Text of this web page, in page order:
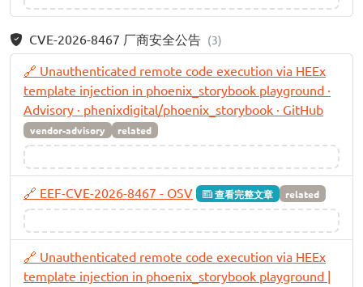
CVE-2026-8467 厂商安全公告 (3)
🔗 Unauthenticated remote code execution via HEEx
template injection in phoenix_storybook playground ·
Advisory · phenixdigital/phoenix_storybook · GitHub
vendor-advisory related
🔗 EEF-CVE-2026-8467 - OSV 查看完整文章 related
🔗 Unauthenticated remote code execution via HEEx
template injection in phoenix_storybook playground |